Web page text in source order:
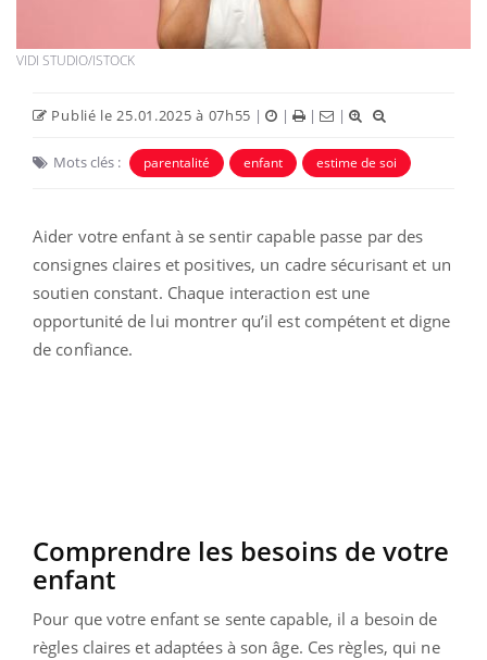
VIDI STUDIO/ISTOCK
Publié le 25.01.2025 à 07h55 | | | |
Mots clés : parentalité enfant estime de soi
Aider votre enfant à se sentir capable passe par des
consignes claires et positives, un cadre sécurisant et un
soutien constant. Chaque interaction est une
opportunité de lui montrer qu’il est compétent et digne
de confiance.
Comprendre les besoins de votre
enfant
Pour que votre enfant se sente capable, il a besoin de
règles claires et adaptées à son âge. Ces règles, qui ne